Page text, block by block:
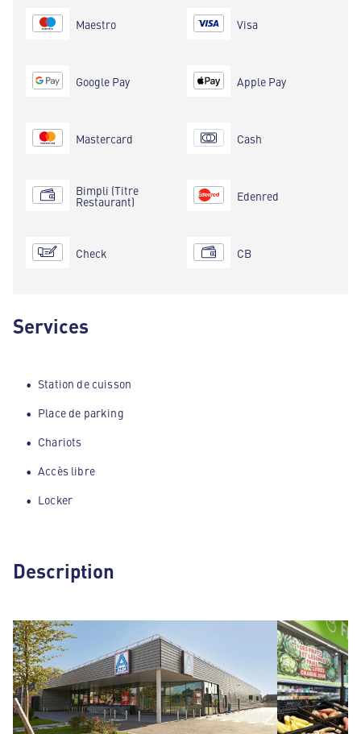
Maestro
Google Pay
Mastercard
Bimpli (Titre
Restaurant)
Check
Visa
Apple Pay
Cash
Edenred
CB
Services
Station de cuisson
Place de parking
Chariots
Accès libre
Locker
Description